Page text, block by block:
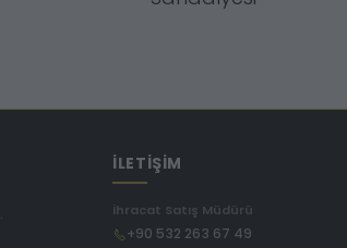
İLETİŞİM
İhracat Satış Müdürü
+90 532 263 67 49